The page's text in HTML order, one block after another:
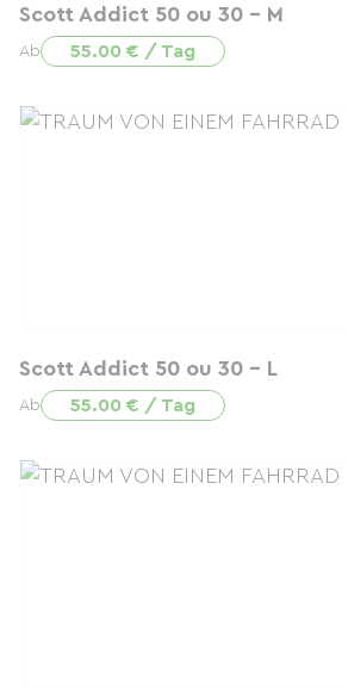
Scott Addict 50 ou 30 - M
Ab 55.00 € / Tag
Scott Addict 50 ou 30 - L
Ab 55.00 € / Tag